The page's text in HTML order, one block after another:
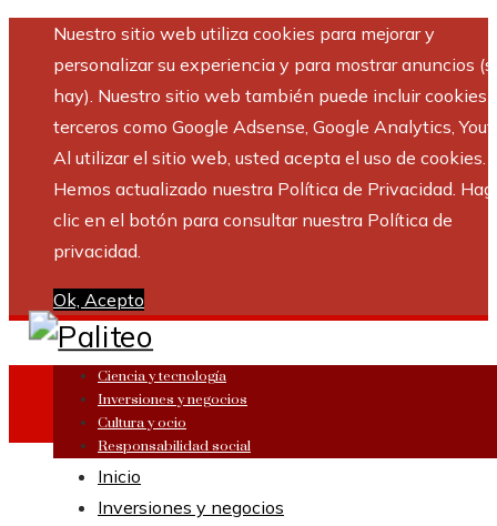
Nuestro sitio web utiliza cookies para mejorar y
personalizar su experiencia y para mostrar anuncios
hay). Nuestro sitio web también puede incluir cookies
terceros como Google Adsense, Google Analytics,
Al utilizar el sitio web, usted acepta el uso de cookies.
Hemos actualizado nuestra Política de Privacidad.
clic en el botón para consultar nuestra Política de
privacidad.
Ok, Acepto
Ciencia y tecnología
Inversiones y negocios
Cultura y ocio
Responsabilidad social
Inicio
Inversiones y negocios